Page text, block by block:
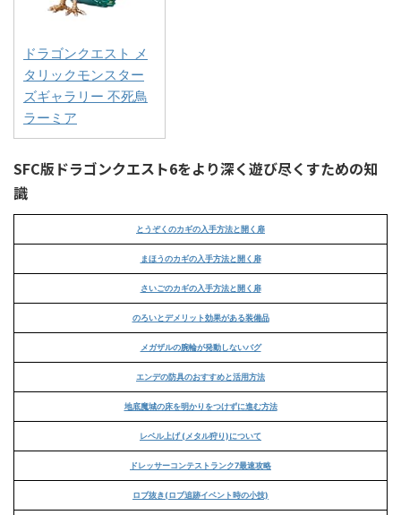
ドラゴンクエスト メ
タリックモンスター
ズギャラリー 不死鳥
ラーミア
SFC版ドラゴンクエスト6をより深く遊び尽くすための知
識
とうぞくのカギの入手方法と開く扉
まほうのカギの入手方法と開く扉
さいごのカギの入手方法と開く扉
のろいとデメリット効果がある装備品
メガザルの腕輪が発動しないバグ
エンデの防具のおすすめと活用方法
地底魔城の床を明かりをつけずに進む方法
レベル上げ (メタル狩り)について
ドレッサーコンテストランク7最速攻略
ロブ抜き(ロブ追跡イベント時の小技)